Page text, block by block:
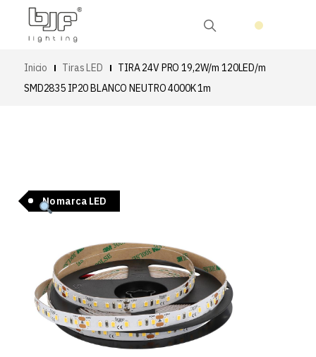
Inicio Tiras LED
TIRA 24V PRO 19,2W/m 120LED/m
SMD2835 IP20 BLANCO NEUTRO 4000K 1m
No marca LED